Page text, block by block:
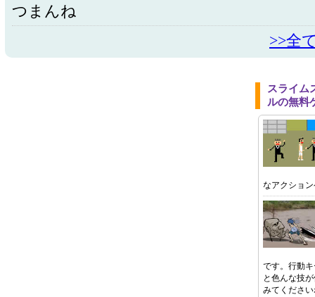
つまんね
>>全
スライム
ルの無料
なアクショ
です。行動
と色んな技
みてくださ